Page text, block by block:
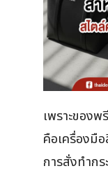
เพราะของ
คือเครื่องมื
การสั่งทำก